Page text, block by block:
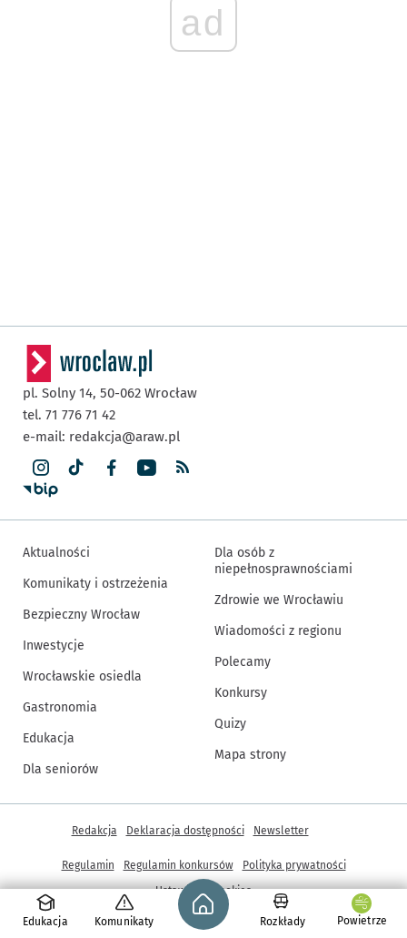
ad
Edukacja Komunikaty
Strona główna - wroclaw.pl
Rozkłady Powietrze
pl. Solny 14, 50-062 Wrocław
tel. 71 776 71 42
e-mail: redakcja@araw.pl
Aktualności
Komunikaty i ostrzeżenia
Bezpieczny Wrocław
Inwestycje
Wrocławskie osiedla
Gastronomia
Edukacja
Dla seniorów
Dla osób z
niepełnosprawnościami
Zdrowie we Wrocławiu
Wiadomości z regionu
Polecamy
Konkursy
Quizy
Mapa strony
© Copyright 2005-2026, ARAW S.A., Gmina Wrocław
Inne informacje
Redakcja Deklaracja dostępności Newsletter
Regulamin Regulamin konkursów
Polityka prywatności
Ustawienia cookies